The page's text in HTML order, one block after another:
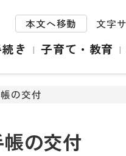
本文へ移動 文字
き 子育て・教育
の交付
の交付